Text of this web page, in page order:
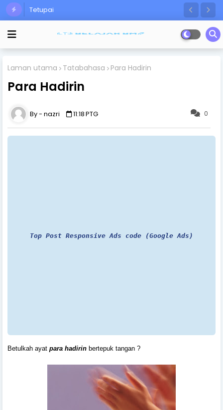
Tetupai
Laman utama Tatabahasa Para Hadirin
Para Hadirin
0
nazri 11:18 PTG
Top Post Responsive Ads code (Google Ads)
Betulkah ayat para hadirin bertepuk tangan ?